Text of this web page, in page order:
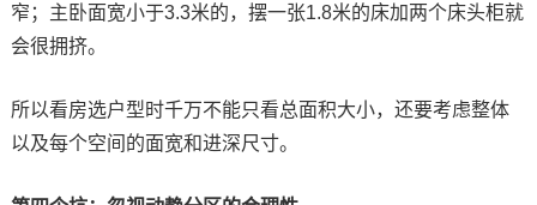
窄；主卧面宽小于3.3米的，摆一张1.8米的床加两个床头柜就
会很拥挤。
所以看房选户型时千万不能只看总面积大小，还要考虑整体
以及每个空间的面宽和进深尺寸。